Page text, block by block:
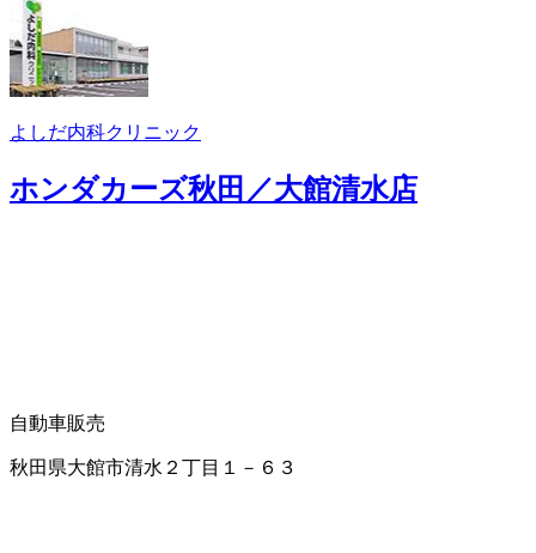
よしだ内科クリニック
ホンダカーズ秋田／大館清水店
自動車販売
秋田県大館市清水２丁目１－６３